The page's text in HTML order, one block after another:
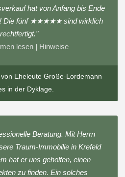
hat von Anfang bis Ende
Die fünf ★★★★★ sind wirklich
lesen | Hinweise
Eheleute Große-Lordemann
in der Dyklage
Beratung. Mit Herrn
Traum-Immobilie in Krefeld
hat er uns geholfen, einen
zu finden. Ein solches